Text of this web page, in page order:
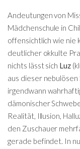
Andeutungen von
Mädchenschule in
offensichtlich wie nie
deutlicher okkulte
nichts lässt sich Luz
aus dieser
irgendwann
dämonischer
Realität, Illusion,
den Zuschauer
gerade befindet. In